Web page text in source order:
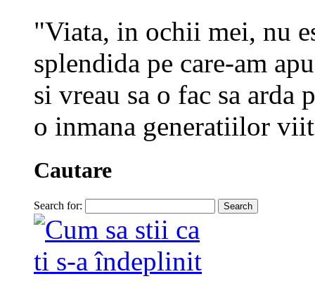
"Viata, in ochii mei, nu
splendida pe care-am
si vreau sa o fac sa
o inmana generatiilor
Cautare
Search for: